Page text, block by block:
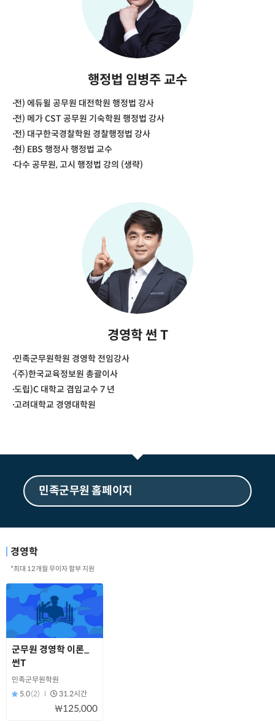
행정법 임병주 교수
전) 에듀윌 공무원 대전학원 행정법 강사
전) 메가 CST 공무원 기숙학원 행정법 강사
전) 대구한국경찰학원 경찰행정법 강사
현) EBS 행정사 행정법 교수
다수 공무원, 고시 행정법 강의 (생략)
경영학 썬 T
민족군무원학원 경영학 전임강사
(주)한국교육정보원 총괄이사
도립)C 대학교 겸임교수 7 년
고려대학교 경영대학원
민족군무원 홈페이지
경영학
*최대 12개월 무이자 할부 지원
군무원 경영학 이론_
썬T
민족군무원학원
5.0(2) 31.2시간
₩125,000